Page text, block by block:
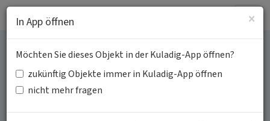
Jüdische Kultur und
Geschichte in Vettweiß
×
In App öffnen
Möchten Sie dieses Objekt in der Kuladig-App öffnen?
zukünftig Objekte immer in Kuladig-App öffnen
nicht mehr fragen